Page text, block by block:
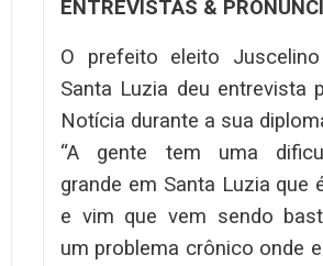
ENTREVISTAS &
O prefeito eleito
Santa Luzia deu entrevista
Notícia durante a sua
“A gente tem uma
grande em Santa Luzia que
e vim que vem sendo
um problema crônico onde